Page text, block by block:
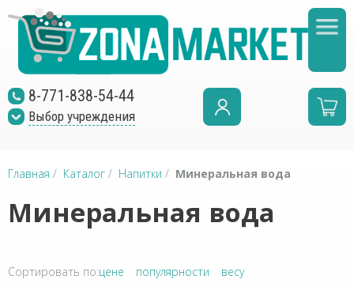
8-771-838-54-44
Выбор учреждения
Главная / Каталог / Напитки / Минеральная вода
Минеральная вода
Сортировать по:цене популярности весу